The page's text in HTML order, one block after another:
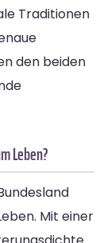
Traditionen
den beiden
Leben?
Mit einer